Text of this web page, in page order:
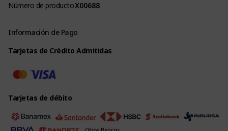
Número de productoX00688
Información de Pago
Tarjetas de Crédito Admitidas
Tarjetas de débito